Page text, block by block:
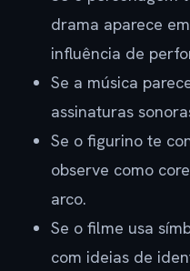
drama aparece
influência de
Se a música
assinaturas
Se o figurino te
observe como
arco.
Se o filme usa
com ideias de